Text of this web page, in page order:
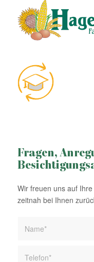
Fragen,
Wir freuen uns auf
zeitnah bei Ihnen